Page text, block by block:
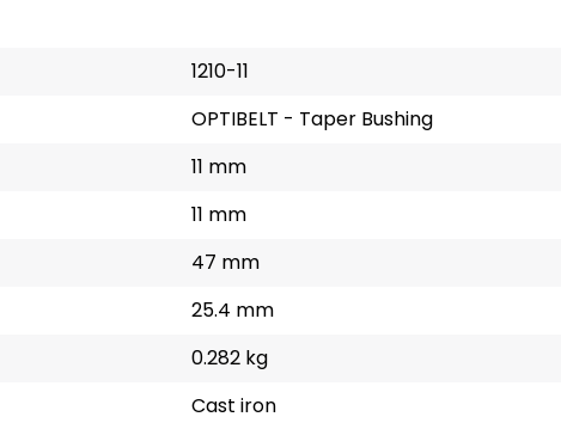
1210-11
OPTIBELT - Taper Bushing
11 mm
11 mm
47 mm
25.4 mm
0.282 kg
Cast iron